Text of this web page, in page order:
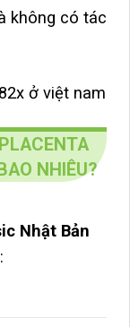
không có tác
NHIÊU?
Nhật Bản
: